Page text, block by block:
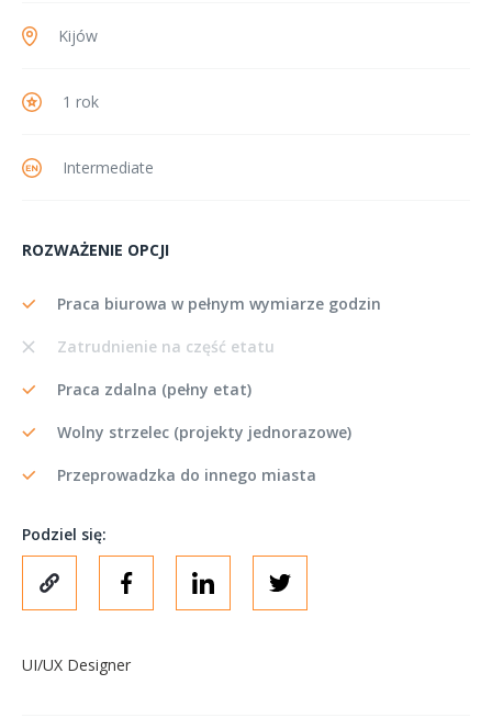
Kijów
1 rok
Intermediate
ROZWAŻENIE OPCJI
Praca biurowa w pełnym wymiarze godzin
Zatrudnienie na część etatu
Praca zdalna (pełny etat)
Wolny strzelec (projekty jednorazowe)
Przeprowadzka do innego miasta
Podziel się:
UI/UX Designer